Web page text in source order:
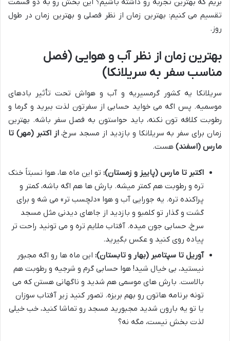
تقسیم می کنیم: بهترین زمان از نظر فصلی و بهترین زمان در طول
روز.
بهترین زمان از نظر آب و هوایی (فصل
مناسب سفر به سریلانکا)
سریلانکا یه کشور گرمسیریه و آب و هواش تحت تأثیر بادهای
موسمیه. پس اگه می خواید حسابی از سفرتون لذت ببرید و گرما و
رطوبت کلافه تون نکنه، باید حواستون به فصل سفر باشه. بهترین
زمان برای سفر به سریلانکا و بازدید از مسجد سرخ،از اکتبر (مهر) تا
مارس (اسفند) هست.
اکتبر تا مارس (پاییز و زمستان): تو این ماه ها، هوا نسبتاً خنک
تره و رطوبت هم کمتر میشه. بارش ها هم اگه باشه، کمتر و
پراکنده تره. یه جورایی آب و هوا «دلچسب تر» می شه و برای
گشت و گذار تو کلمبو و بازدید از جاهای دیدنی مثل مسجد
سرخ، حسابی جون میده. آفتاب ملایم تره و می تونید راحت تر
پیاده روی کنید و عکس بگیرید.
آوریل تا سپتامبر (بهار و تابستان): این ماه ها رو اگه مجبور
نیستید، بی خیال شید! هوا حسابی گرم و شرجیه و رطوبت هم
بالاست. بارش های موسمی هم شدید و ناگهانی هستن که می
تونه برنامه هاتون رو بهم بریزه. تصور کنید زیر آفتاب سوزان
یا تو یه بارون شدید مجبورید مسجد رو تماشا کنید، خب خیلی
لذت بخش نیست، مگه نه؟